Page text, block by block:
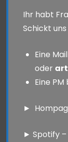
Ihr habt
Schickt
Eine
oder
Eine
►
► Spotify –